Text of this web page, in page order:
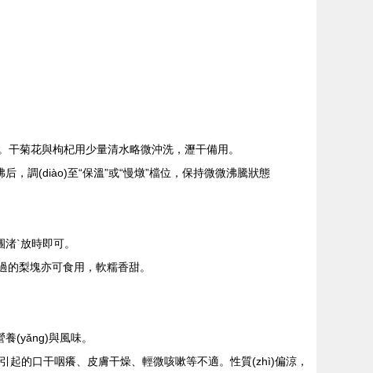
菊花與枸杞用少量清水略微沖洗，瀝干備用。
，調(diào)至“保溫”或“慢燉”檔位，保持微微沸騰狀態
`放時即可。
梨塊亦可食用，軟糯香甜。
(yǎng)與風味。
的口干咽癢、皮膚干燥、輕微咳嗽等不適。性質(zhì)偏涼，